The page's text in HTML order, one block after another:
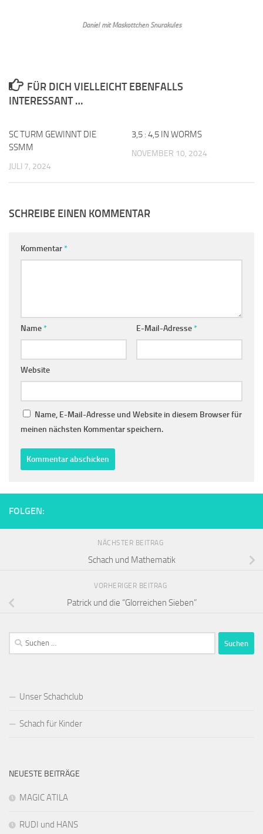
Daniel mit Maskottchen Snurakules
FÜR DICH VIELLEICHT EBENFALLS
INTERESSANT …
SC TURM GEWINNT DIE
SSMM
JULI 7, 2024
3,5 : 4,5 IN WORMS
NOVEMBER 10, 2024
SCHREIBE EINEN KOMMENTAR
Kommentar*
Name* E-Mail-Adresse*
Website
Name, E-Mail-Adresse und Website in diesem Browser für
meinen nächsten Kommentar speichern.
FOLGEN:
NÄCHSTER BEITRAG
Schach und Mathematik
VORHERIGER BEITRAG
Patrick und die “Glorreichen Sieben”
Suchen
nach:
Unser Schachclub
Schach für Kinder
NEUESTE BEITRÄGE
MAGIC ATILA
RUDI und HANS